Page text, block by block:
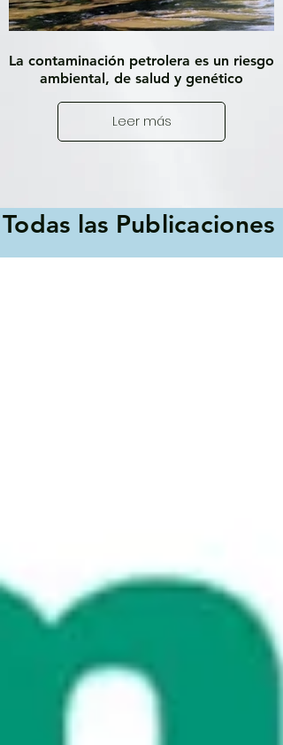
La contaminación petrolera es un riesgo
ambiental, de salud y genético
Leer más
Todas las Publicaciones